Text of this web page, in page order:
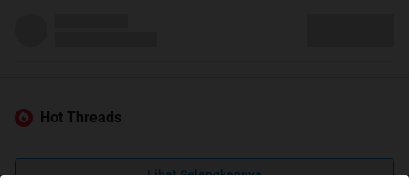
Hot Threads
Lihat Selengkapnya